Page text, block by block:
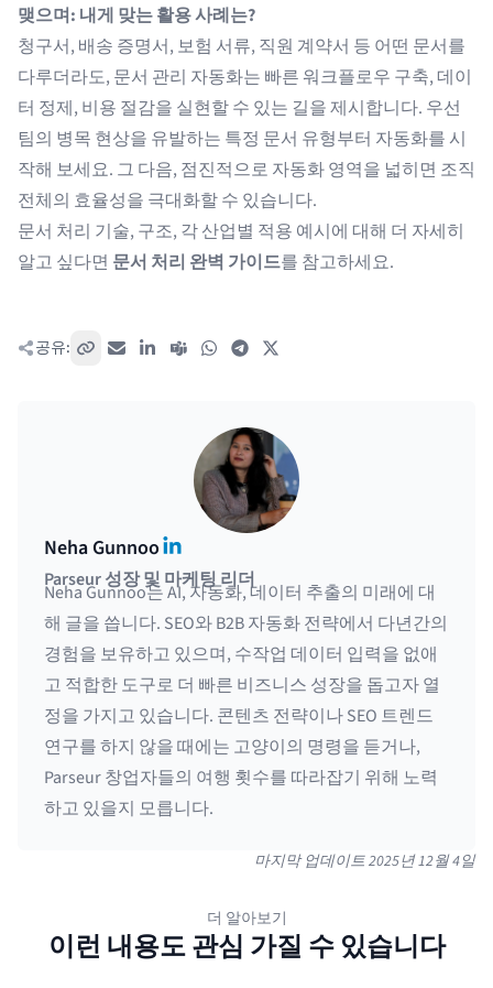
맺으며: 내게 맞는 활용 사례는?
청구서, 배송 증명서, 보험 서류, 직원 계약서 등 어떤 문서를
다루더라도, 문서 관리 자동화는 빠른 워크플로우 구축, 데이
터 정제, 비용 절감을 실현할 수 있는 길을 제시합니다. 우선
팀의 병목 현상을 유발하는 특정 문서 유형부터 자동화를 시
작해 보세요. 그 다음, 점진적으로 자동화 영역을 넓히면 조직
전체의 효율성을 극대화할 수 있습니다.
문서 처리 기술, 구조, 각 산업별 적용 예시에 대해 더 자세히
알고 싶다면 문서 처리 완벽 가이드를 참고하세요.
공유: 링크 복사이메일LinkedIn
Teams WhatsAppTelegram
Neha GunnooLinkedIn
Parseur 성장 및 마케팅 리더
Neha Gunnoo는 AI, 자동화, 데이터 추출의 미래에 대
해 글을 씁니다. SEO와 B2B 자동화 전략에서 다년간의
경험을 보유하고 있으며, 수작업 데이터 입력을 없애
고 적합한 도구로 더 빠른 비즈니스 성장을 돕고자 열
정을 가지고 있습니다. 콘텐츠 전략이나 SEO 트렌드
연구를 하지 않을 때에는 고양이의 명령을 듣거나,
Parseur 창업자들의 여행 횟수를 따라잡기 위해 노력
하고 있을지 모릅니다.
마지막 업데이트2025년 12월 4일
더 알아보기
이런 내용도 관심 가질 수 있습니다